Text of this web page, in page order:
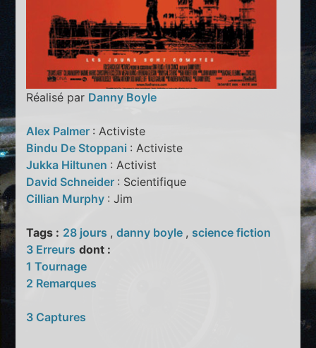
Réalisé par Danny Boyle
Alex Palmer : Activiste
Bindu De Stoppani : Activiste
Jukka Hiltunen : Activist
David Schneider : Scientifique
Cillian Murphy : Jim
Tags : 28 jours ,danny boyle , science fiction
3 Erreurs dont :
1 Tournage
2 Remarques
3 Captures